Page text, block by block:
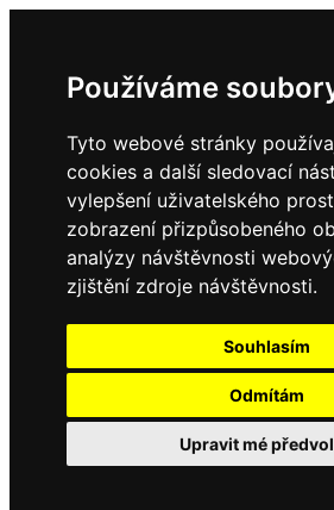
Používáme
Tyto webové stránky
cookies a další sledovací
vylepšení uživatelského
zobrazení přizpůsobeného
analýzy návštěvnosti
zjištění zdroje návštěvnosti.
Souhlasím
Odmítám
Upravit mé